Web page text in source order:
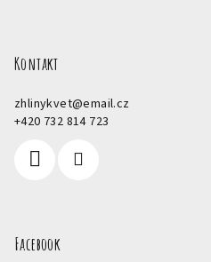
Kontakt
zhlinykvet@email.cz
+420 732 814 723
Facebook